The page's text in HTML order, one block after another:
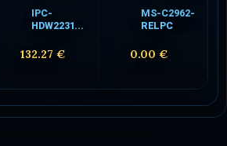
IPC-
HDW2231...
132.27 €
MS-C2962-
RELPC
0.00 €